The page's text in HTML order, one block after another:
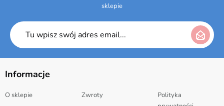
sklepie
Informacje
O sklepie Zwroty
Polityka